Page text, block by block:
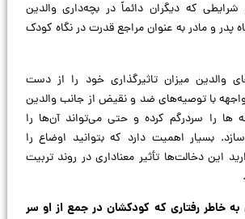
که دیگران دائماً در بچه‌داری والدین
پدر و مادر به عنوان مراجع قدرت در نگاه کودک
والدین میزان تاثیرگذاری خود را از دست
با توصیه‌های ضد و نقیض از جانب والدین
ها را سردرگم کرده و حتی می‌تواند آن‌ها را
بسیار اهمیت دارد که بتوانید اوضاع را
این دخالت‌ها تأثیر معناداری در روند تربیت
به خاطر رفتاری که كودكشان در جمع از او سر